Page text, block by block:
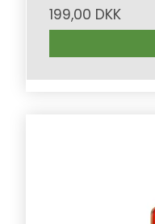
199,00 DKK